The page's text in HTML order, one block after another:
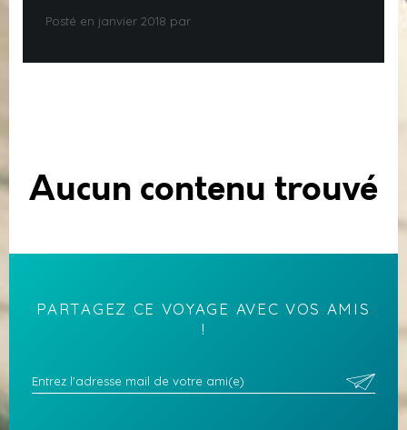
Posté en janvier 2018 par
Aucun contenu trouvé
PARTAGEZ CE VOYAGE AVEC VOS AMIS
!